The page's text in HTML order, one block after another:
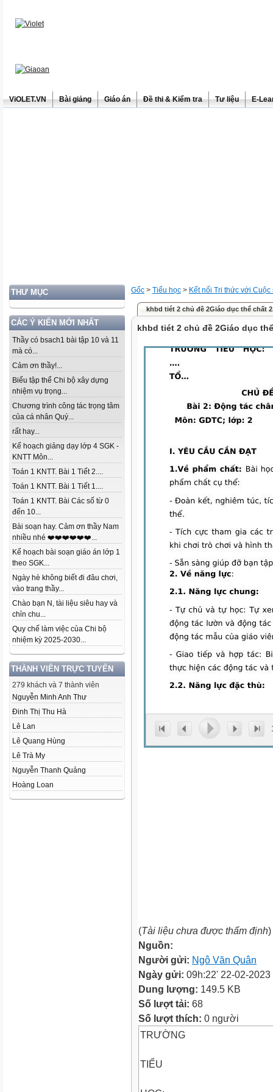
ViOLET.VN Bài giảng Giáo án Đề thi & Kiểm tra Tư liệu E-
THƯ MỤC
CÁC Ý KIẾN MỚI NHẤT
Thầy có bsach1 bài tập 10 và 11
mà có...
Cảm ơn thầy!...
Biểu tập thể Chi bộ xây dựng
nhiệm vụ trọng...
Chương trình công tác trọng tâm
của cá nhân Quý...
rất hay...
Kế hoạch giảng dạy lớp 4 SGK -
KNTT Môn...
Toán 1 KNTT. Bài 1 Tiết 2....
Toán 1 KNTT. Bài 1 Tiết 1....
Toán 1 KNTT. Bài Các số từ 0
đến 10...
Bài soạn hay. Cảm ơn thầy Nam
nhiều nhé ❤️❤️❤️❤️❤️❤️...
Kế hoạch bài soạn giáo án lớp 1
theo SGK...
Ngày hè không biết đi đâu chơi,
vào trang thầy...
Chào bạn N, tài liệu siêu hay và
chỉn chu...
Quy chế làm việc của Chi bộ
nhiệm kỳ 2025-2030...
THÀNH VIÊN TRỰC TUYẾN
279 khách và 7 thành viên
Nguyễn Minh Anh Thư
Đinh Thị Thu Hà
Lê Lan
Lê Quang Hùng
Lê Trà My
Nguyễn Thanh Quảng
Hoàng Loan
Gốc > Tiểu học > Kết nối Tri thức với Cuộc
khbd tiét 2 chủ đề 2Giáo dục thể chất
khbd tiét 2 chủ đề 2Giáo dục
(Tài liệu chưa được thẩm định)
Nguồn:
Người gửi: Ngô Văn Quân
Ngày gửi: 09h:22' 22-02-2023
Dung lượng: 149.5 KB
Số lượt tải: 68
Số lượt thích: 0 người
TRƯỜNG
TIỂU